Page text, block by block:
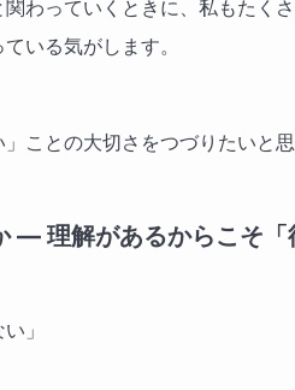
わっていくときに、私もたく
いる気がします。
ことの大切さをつづりたいと
― 理解があるからこそ「
」